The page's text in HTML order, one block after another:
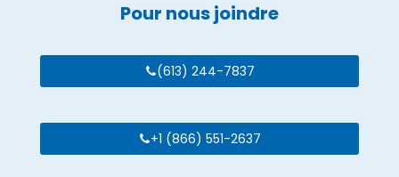
Pour nous joindre
(613) 244-7837
+1 (866) 551-2637